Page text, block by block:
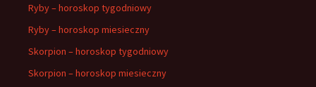
Ryby – horoskop tygodniowy
Ryby – horoskop miesieczny
Skorpion – horoskop tygodniowy
Skorpion – horoskop miesieczny